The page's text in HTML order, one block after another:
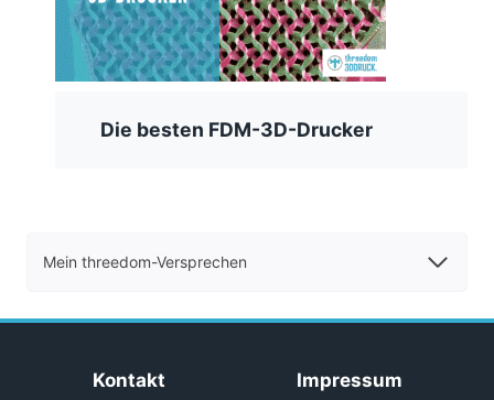
Die besten FDM-3D-Drucker
Mein threedom-Versprechen
Kontakt Impressum